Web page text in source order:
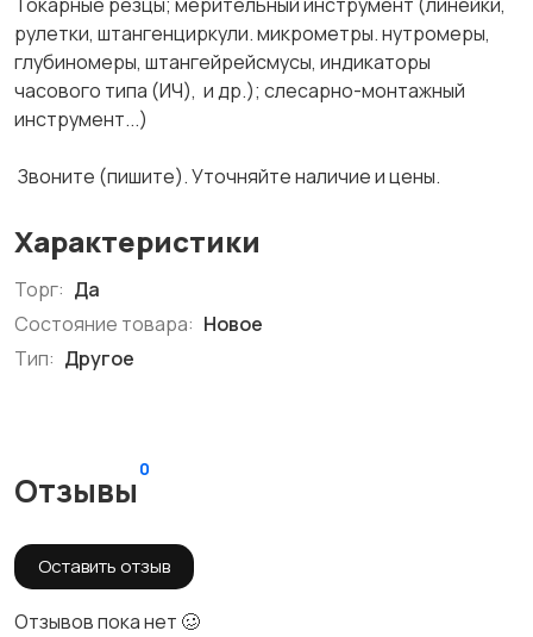
рулетки, штангенциркули. микрометры. нутромеры,
глубиномеры, штангейрейсмусы, индикаторы
часового типа (ИЧ), и др.); слесарно-монтажный
инструмент...)
Звоните (пишите). Уточняйте наличие и цены.
Характеристики
Торг: Да
Состояние товара: Новое
Тип: Другое
Отзывы
0
Оставить отзыв
Отзывов пока нет 🥴